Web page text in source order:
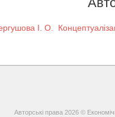
І. О.
Авторські права 2026 ©